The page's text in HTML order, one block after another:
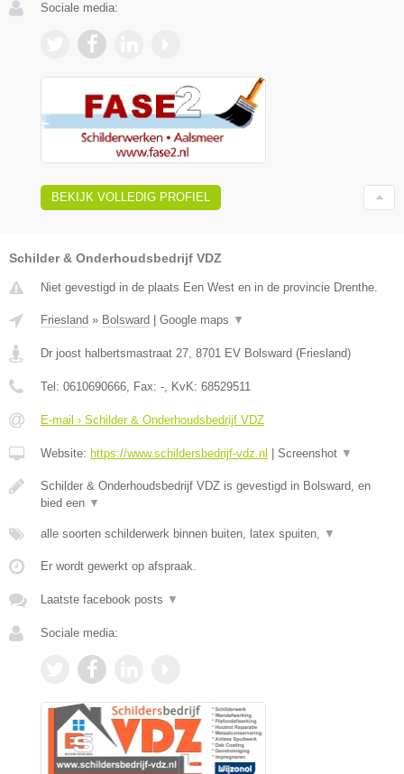
Sociale media:
BEKIJK VOLLEDIG PROFIEL
Schilder & Onderhoudsbedrijf VDZ
Niet gevestigd in de plaats Een West en in de provincie Drenthe.
Friesland » Bolsward Google maps ▼
Dr joost halbertsmastraat 27, 8701 EV Bolsward (Friesland)
Tel: 0610690666, Fax: -, KvK: 68529511
E-mail › Schilder & Onderhoudsbedrijf VDZ
Website: https://www.schildersbedrijf-vdz.nl Screenshot ▼
Schilder & Onderhoudsbedrijf VDZ is gevestigd in Bolsward, en
bied een ▼
alle soorten schilderwerk binnen buiten, latex spuiten, ▼
Er wordt gewerkt op afspraak.
Laatste facebook posts ▼
Sociale media: